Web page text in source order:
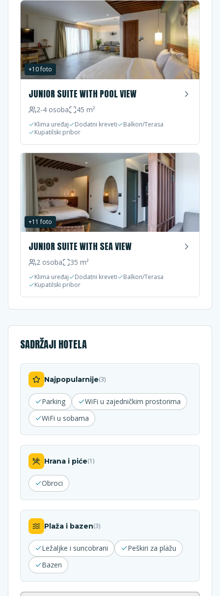
+10foto
JUNIOR SUITE WITH POOL VIEW
2-4 osoba 45 m²
Klima uređaj Dodatni kreveti
Balkon/Terasa
Kupatilski pribor
+11 foto
JUNIOR SUITE WITH SEA VIEW
2 osoba 35 m²
Klima uređaj Dodatni kreveti
Balkon/Terasa
Kupatilski pribor
SADRŽAJI HOTELA
Najpopularnije(3)
Parking
WiFi u zajedničkim prostorima
WiFi u sobama
Hrana i piće(1)
Obroci
Plaža i bazen(3)
Ležaljke i suncobrani
Peškiri za plažu
Bazen